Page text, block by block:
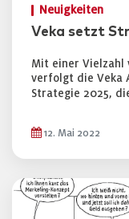
Neuigkeiten
Veka setzt
Mit einer Vielzahl
verfolgt die Veka
Strategie 2025,
12. Mai 2022